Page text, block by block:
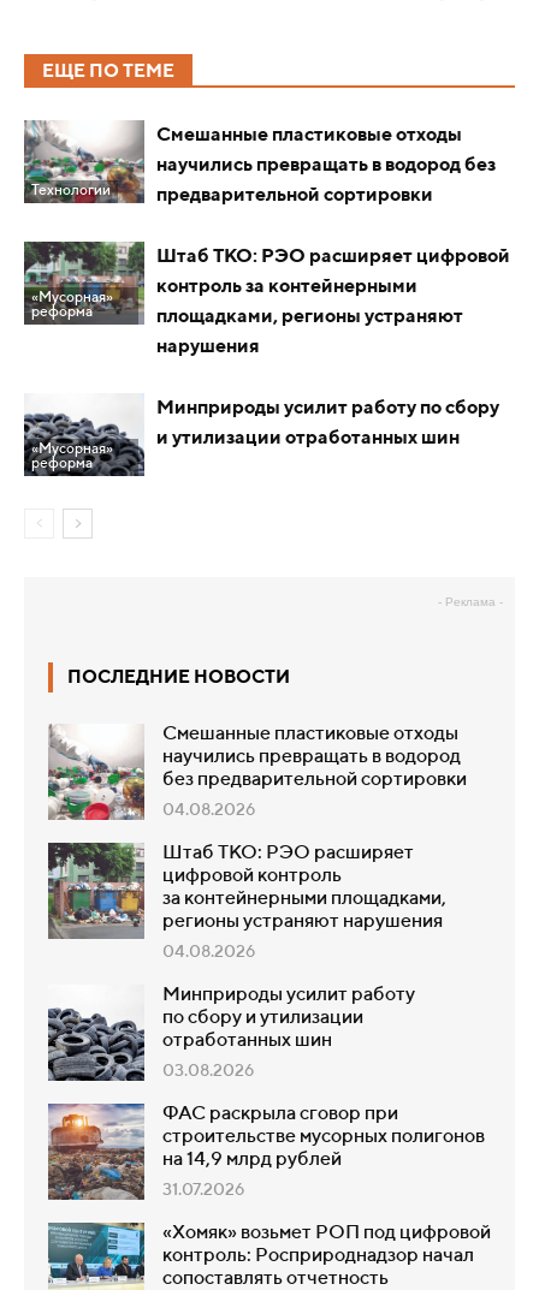
ЕЩЕ ПО ТЕМЕ
Технологии
Смешанные пластиковые отходы
научились превращать в водород без
предварительной сортировки
«Мусорная»
реформа
Штаб ТКО: РЭО расширяет цифровой
контроль за контейнерными
площадками, регионы устраняют
нарушения
«Мусорная»
реформа
Минприроды усилит работу по сбору
и утилизации отработанных шин
- Реклама -
ПОСЛЕДНИЕ НОВОСТИ
Смешанные пластиковые отходы
научились превращать в водород
без предварительной сортировки
04.08.2026
Штаб ТКО: РЭО расширяет
цифровой контроль
за контейнерными площадками,
регионы устраняют нарушения
04.08.2026
Минприроды усилит работу
по сбору и утилизации
отработанных шин
03.08.2026
ФАС раскрыла сговор при
строительстве мусорных полигонов
на 14,9 млрд рублей
31.07.2026
«Хомяк» возьмет РОП под цифровой
контроль: Росприроднадзор начал
сопоставлять отчетность